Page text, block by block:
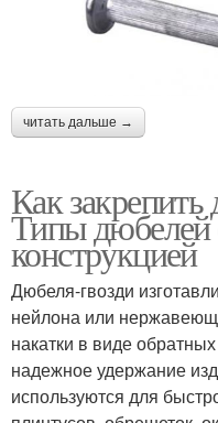
читать дальше →
Как закрепить
Типы дюбелей
конструкцией
Дюбеля-гвозди
нейлона или
накатки в виде
надежное удержание
используются для